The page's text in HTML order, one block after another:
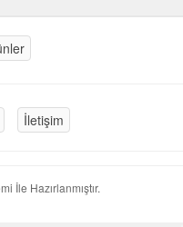
İletişim
İle Hazırlanmıştır.